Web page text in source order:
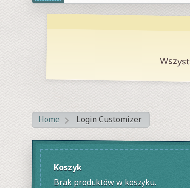
Home > Login Customizer
Koszyk
Brak produktów w koszyku.